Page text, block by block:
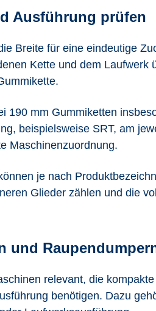
Ausführung prüfen
Breite für eine eindeutige
Kette und dem
190 mm Gummiketten
beispielsweise SRT, am
Maschinenzuordnung.
je nach
Glieder zählen und die
und
relevant, die
benötigen. Dazu